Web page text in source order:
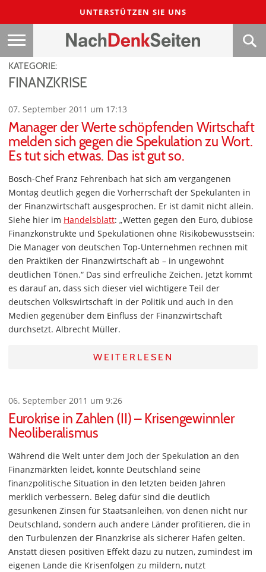
UNTERSTÜTZEN SIE UNS
KATEGORIE:
FINANZKRISE
07. September 2011 um 17:13
Manager der Werte schöpfenden Wirtschaft
melden sich gegen die Spekulation zu Wort.
Es tut sich etwas. Das ist gut so.
Bosch-Chef Franz Fehrenbach hat sich am vergangenen
Montag deutlich gegen die Vorherrschaft der Spekulanten in
der Finanzwirtschaft ausgesprochen. Er ist damit nicht allein.
Siehe hier im Handelsblatt: „Wetten gegen den Euro, dubiose
Finanzkonstrukte und Spekulationen ohne Risikobewusstsein:
Die Manager von deutschen Top-Unternehmen rechnen mit
den Praktiken der Finanzwirtschaft ab – in ungewohnt
deutlichen Tönen.“ Das sind erfreuliche Zeichen. Jetzt kommt
es darauf an, dass sich dieser viel wichtigere Teil der
deutschen Volkswirtschaft in der Politik und auch in den
Medien gegenüber dem Einfluss der Finanzwirtschaft
durchsetzt. Albrecht Müller.
WEITERLESEN
06. September 2011 um 9:26
Eurokrise in Zahlen (II) – Krisengewinnler
Neoliberalismus
Während die Welt unter dem Joch der Spekulation an den
Finanzmärkten leidet, konnte Deutschland seine
finanzpolitische Situation in den letzten beiden Jahren
merklich verbessern. Beleg dafür sind die deutlich
gesunkenen Zinsen für Staatsanleihen, von denen nicht nur
Deutschland, sondern auch andere Länder profitieren, die in
den Turbulenzen der Finanzkrise als sicherer Hafen gelten.
Anstatt diesen positiven Effekt dazu zu nutzen, zumindest im
eigenen Lande die Krisenfolgen zu mildern, nutzt